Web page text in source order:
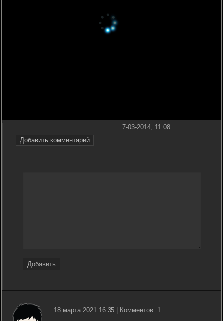
Добавить комментарий
7-03-2014, 11:08
Добавить
18 марта 2021 16:35 | Комментов: 1